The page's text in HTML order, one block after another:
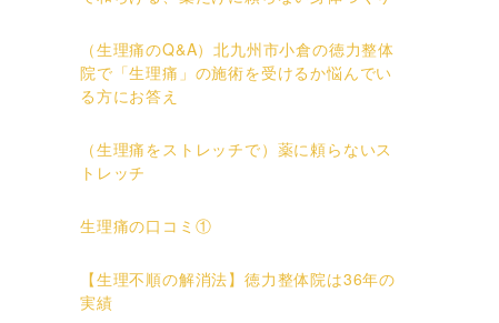
（生理痛のQ&A）北九州市小倉の徳力整体
院で「生理痛」の施術を受けるか悩んでい
る方にお答え
（生理痛をストレッチで）薬に頼らないス
トレッチ
生理痛の口コミ①
【生理不順の解消法】徳力整体院は36年の
実績